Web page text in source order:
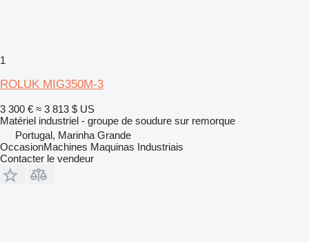
1
ROLUK MIG350M-3
3 300 € ≈ 3 813 $ US
Matériel industriel - groupe de soudure sur remorque
Portugal, Marinha Grande
OccasionMachines Maquinas Industriais
Contacter le vendeur